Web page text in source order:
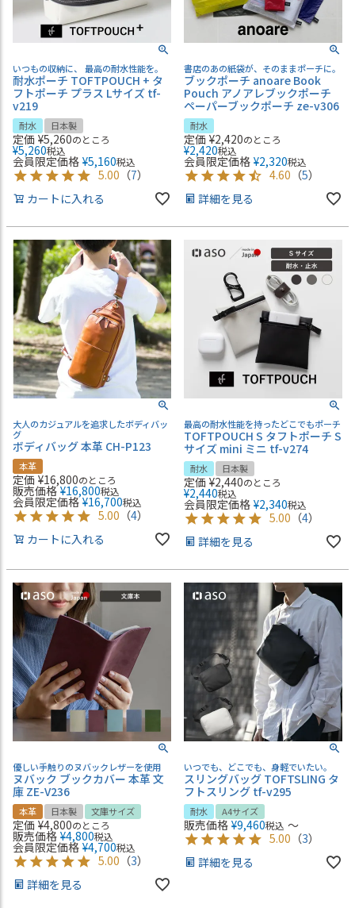
いつもの収納に、 最高の耐水性能を。
耐水ポーチ TOFTPOUCH + タ
フトポーチ プラス Lサイズ tf-
v219
耐水 日本製
定価 ¥5,260のところ
¥5,260税込
会員限定価格 ¥5,160税込
5.00 （7）
カートに入れる
書店のあの紙袋が、そのままポーチに。
ブックポーチ anoare Book
Pouch アノアレブックポーチ
ペーパーブックポーチ ze-v306
耐水
定価 ¥2,420のところ
¥2,420税込
会員限定価格 ¥2,320税込
4.60 （5）
詳細を見る
大人のカジュアルを追求したボディバッ
グ
ボディバッグ 本革 CH-P123
本革
定価 ¥16,800のところ
販売価格 ¥16,800税込
会員限定価格 ¥16,700税込
5.00 （4）
カートに入れる
最高の耐水性能を持ったどこでもポーチ
TOFTPOUCH S タフトポーチ S
サイズ mini ミニ tf-v274
耐水 日本製
定価 ¥2,440のところ
¥2,440税込
会員限定価格 ¥2,340税込
5.00 （4）
詳細を見る
優しい手触りのヌバックレザーを使用
ヌバック ブックカバー 本革 文
庫 ZE-V236
本革 日本製 文庫サイズ
定価 ¥4,800のところ
販売価格 ¥4,800税込
会員限定価格 ¥4,700税込
5.00 （3）
詳細を見る
いつでも、どこでも、身軽でいたい。
スリングバッグ TOFTSLING タ
フトスリング tf-v295
耐水 A4サイズ
販売価格 ¥9,460税込 〜
5.00 （3）
詳細を見る